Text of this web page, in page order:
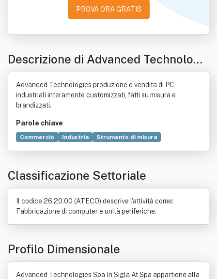
PROVA ORA GRATIS
Descrizione di Advanced Technologi
es Spa In Sigla At Spa
Advanced Technologies produzione e vendita di PC
industriali interamente customizzati, fatti su misura e
brandizzati.
Parole chiave
Commercio Industria
Strumento di misura
Distribuzione
Imaging biomedico
Italia
Programma (informatica)
Classificazione Settoriale
Il codice 26.20.00 (ATECO) descrive l'attività come:
Fabbricazione di computer e unità periferiche.
Profilo Dimensionale
Advanced Technologies Spa In Sigla At Spa appartiene alla